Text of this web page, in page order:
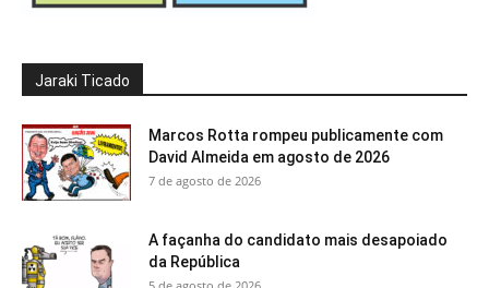
Jaraki Ticado
Marcos Rotta rompeu publicamente com
David Almeida em agosto de 2026
7 de agosto de 2026
A façanha do candidato mais desapoiado
da República